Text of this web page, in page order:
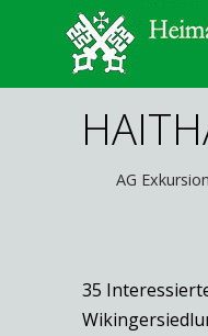
AG
35